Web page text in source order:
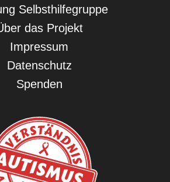
Navigation
überspringen
Selbsthilfegruppe
das Projekt
Impressum
Datenschutz
Spenden